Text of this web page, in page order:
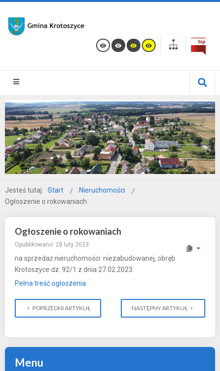
Jesteś tutaj: Start
Nieruchomości
Ogłoszenie o rokowaniach
Ogłoszenie o rokowaniach
Opublikowano: 28 luty 2023
na sprzedaż nieruchomości niezabudowanej, obręb
Krotoszyce dz. 92/1 z dnia 27.02.2023.
Pełna treść ogłoszenia
POPRZEDNI ARTYKUŁ NASTĘPNY ARTYKUŁ
Menu